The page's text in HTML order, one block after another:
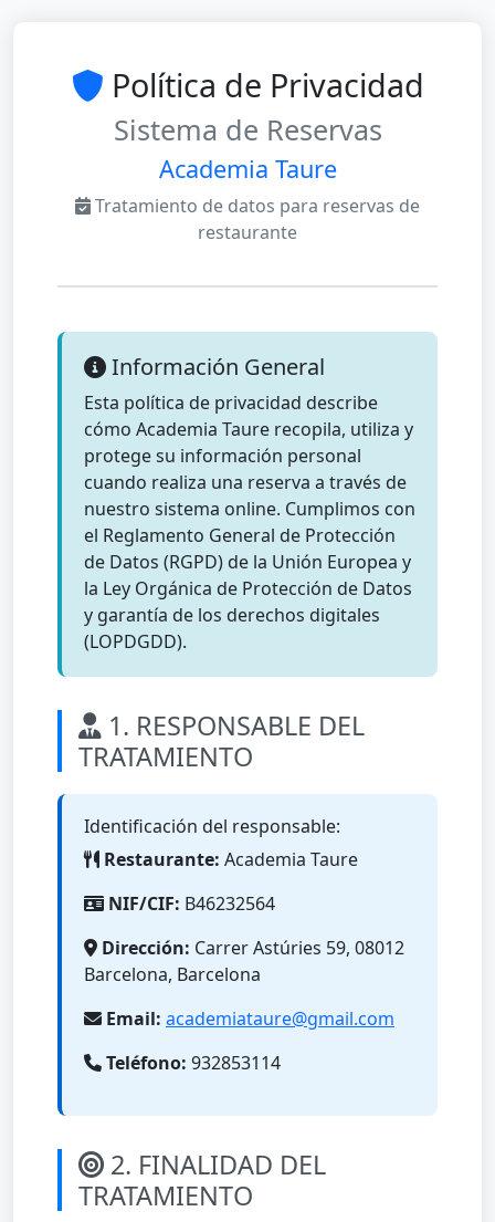
Política de Privacidad
Sistema de Reservas
Academia Taure
Tratamiento de datos para reservas de
restaurante
Información General
Esta política de privacidad describe
cómo Academia Taure recopila, utiliza y
protege su información personal
cuando realiza una reserva a través de
nuestro sistema online. Cumplimos con
el Reglamento General de Protección
de Datos (RGPD) de la Unión Europea y
la Ley Orgánica de Protección de Datos
y garantía de los derechos digitales
(LOPDGDD).
1. RESPONSABLE DEL
TRATAMIENTO
Identificación del responsable:
Restaurante: Academia Taure
NIF/CIF: B46232564
Dirección: Carrer Astúries 59, 08012
Barcelona, Barcelona
Email: academiataure@gmail.com
Teléfono: 932853114
2. FINALIDAD DEL
TRATAMIENTO